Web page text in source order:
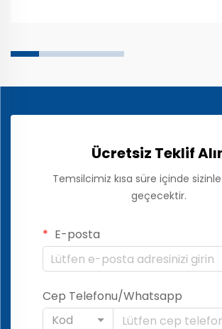
Ücretsiz Teklif
Temsilcimiz kısa süre içinde
geçecektir.
E-posta
Cep Telefonu/Whatsapp
Kod